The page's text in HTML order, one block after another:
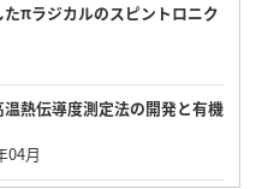
πラジカルのスピントロニク
熱伝導度測定法の開発と有機
04月